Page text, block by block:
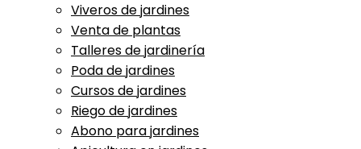
Viveros de jardines
Venta de plantas
Talleres de jardinería
Poda de jardines
Cursos de jardines
Riego de jardines
Abono para jardines